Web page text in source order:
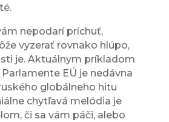
nepodarí príchuť,
vyzerať rovnako hlúpo,
je. Aktuálnym príkladom
EÚ je nedávna
globálneho hitu
chytľavá melódia je
či sa vám páči, alebo